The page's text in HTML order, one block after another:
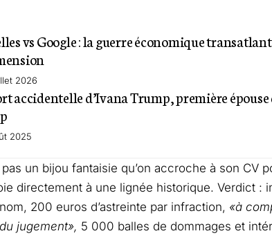
vs Google : la guerre économique
2026
accidentelle d’Ivana Trump, première épouse
2025
pas un bijou fantaisie qu’on accroche à son CV
directement à une lignée historique. Verdict :
200 euros d’astreinte par infraction, «à
jugement», 5 000 balles de dommages et